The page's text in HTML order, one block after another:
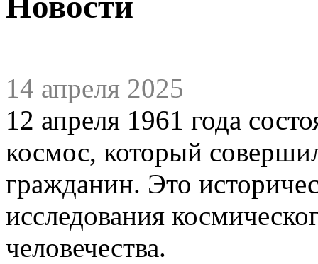
14 апреля 2025
12 апреля 1961 года
космос, который
гражданин. Это
исследования
человечества.